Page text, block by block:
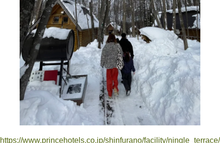
https://www.princehotels.co.jp/shinfurano/facility/ningle_terrace/